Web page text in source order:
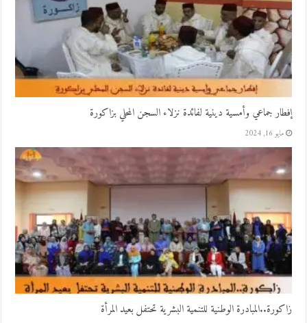
إفطار جماعي وأمسية دينية لفائدة نزلاء السجن المحلي بزاكورة
مايو 16, 2024
زاكورة..المبادرة الوطنية للتنمية البشرية تحتفل بعيد المرأة